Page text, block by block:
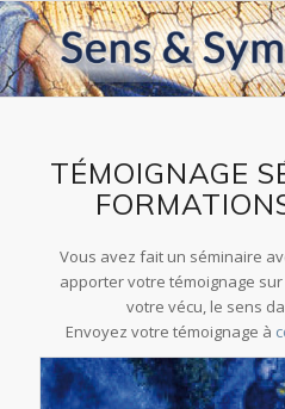
TÉMOIGNAGE
Vous avez fait un séminaire
apporter votre témoignage
votre vécu, le sens
Envoyez votre témoignage à